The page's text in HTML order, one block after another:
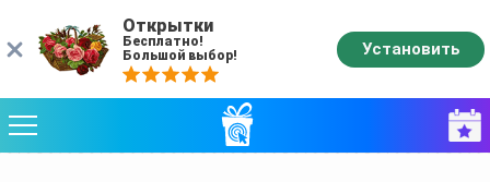
Открытки
Бесплатно!
Большой выбор!
Установить